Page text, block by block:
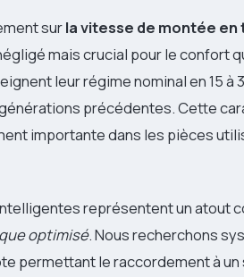
surla vitesse de montée
mais crucial pour le confort
leur régime nominal en 15 à
précédentes. Cette
importante dans les pièces
représentent un atout
optimisé. Nous recherchons
permettant le raccordement à